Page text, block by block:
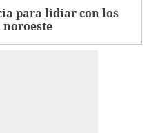
para lidiar con los